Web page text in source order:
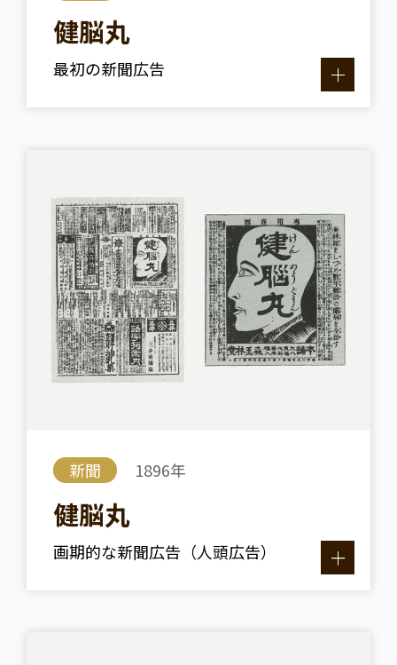
健脳丸
最初の新聞広告
新聞 1896年
健脳丸
画期的な新聞広告（人頭広告）